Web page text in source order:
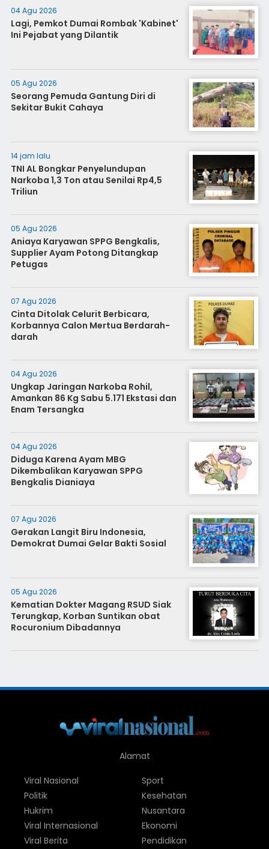
04 Agu 2026
Lagi, Pemkot Dumai Rombak 'Kabinet'
Ini Pejabat yang Dilantik
05 Agu 2026
Seorang Pemuda Gantung Diri di
Sekitar Bukit Cahaya
14 jam lalu
TNI AL Bongkar Penyelundupan
Narkoba 1,3 Ton atau Senilai Rp4,5
Triliun
05 Agu 2026
Aniaya Karyawan SPPG Bengkalis,
Supplier Ayam Potong Ditangkap
Petugas
07 Agu 2026
Cinta Ditolak Celurit Berbicara,
Korbannya Calon Mertua Berdarah-
darah
04 Agu 2026
Ungkap Jaringan Narkoba Rohil,
Amankan 86 Kg Sabu 5.171 Ekstasi dan
Enam Tersangka
04 Agu 2026
Diduga Karena Ayam MBG
Dikembalikan Karyawan SPPG
Bengkalis Dianiaya
07 Agu 2026
Gerakan Langit Biru Indonesia,
Demokrat Dumai Gelar Bakti Sosial
05 Agu 2026
Kematian Dokter Magang RSUD Siak
Terungkap, Korban Suntikan obat
Rocuronium Dibadannya
Alamat
Viral Nasional
Politik
Hukrim
Viral Internasional
Viral Berita
Sport
Kesehatan
Nusantara
Ekonomi
Pendidikan